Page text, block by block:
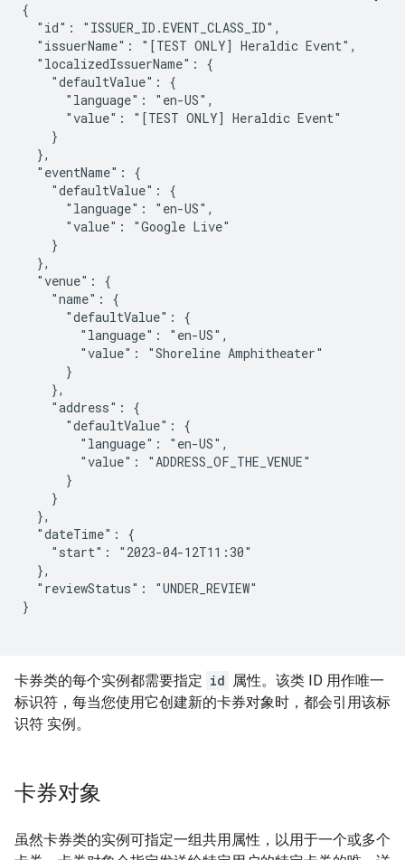
{
  "id": "ISSUER_ID.EVENT_CLASS_ID",
  "issuerName": "[TEST ONLY] Heraldic Event",
  "localizedIssuerName": {
    "defaultValue": {
      "language": "en-US",
      "value": "[TEST ONLY] Heraldic Event"
    }
  },
  "eventName": {
    "defaultValue": {
      "language": "en-US",
      "value": "Google Live"
    }
  },
  "venue": {
    "name": {
      "defaultValue": {
        "language": "en-US",
        "value": "Shoreline Amphitheater"
      }
    },
    "address": {
      "defaultValue": {
        "language": "en-US",
        "value": "ADDRESS_OF_THE_VENUE"
      }
    }
  },
  "dateTime": {
    "start": "2023-04-12T11:30"
  },
  "reviewStatus": "UNDER_REVIEW"
}
卡券类的每个实例都需要指定 id 属性。该类 ID 用作唯一
标识符，每当您使用它创建新的卡券对象时，都会引用该标
识符 实例。
卡券对象
虽然卡券类的实例可指定一组共用属性，以用于一个或多个